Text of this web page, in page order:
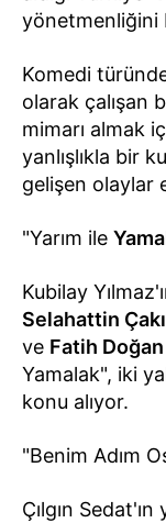
yönetmenliğini
Komedi
olarak çalışan
mimarı almak
yanlışlıkla bir
gelişen olaylar
"Yarım ile
Kubilay
Selahattin
ve Fatih Doğan
Yamalak", iki
konu alıyor.
"Benim Adım
Çılgın